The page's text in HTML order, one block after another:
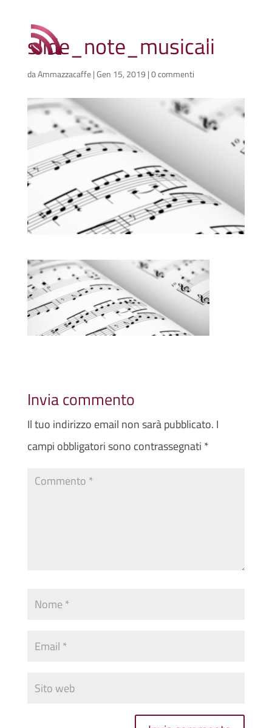
slide_note_musicali
daAmmazzacaffe|Gen 15, 2019 |0 commenti
Invia commento
Il tuo indirizzo email non sarà pubblicato. I
campi obbligatori sono contrassegnati *